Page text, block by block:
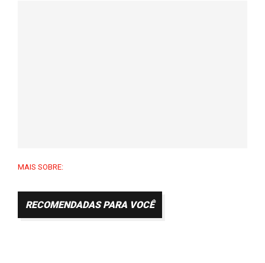
MAIS SOBRE:
RECOMENDADAS PARA VOCÊ